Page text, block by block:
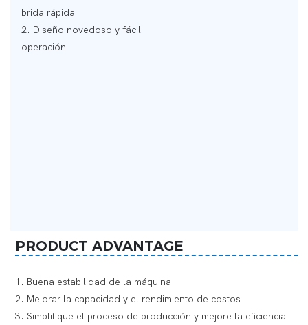
brida rápida
2. Diseño novedoso y fácil
operación
PRODUCT ADVANTAGE
1. Buena estabilidad de la máquina.
2. Mejorar la capacidad y el rendimiento de costos
3. Simplifique el proceso de producción y mejore la eficiencia